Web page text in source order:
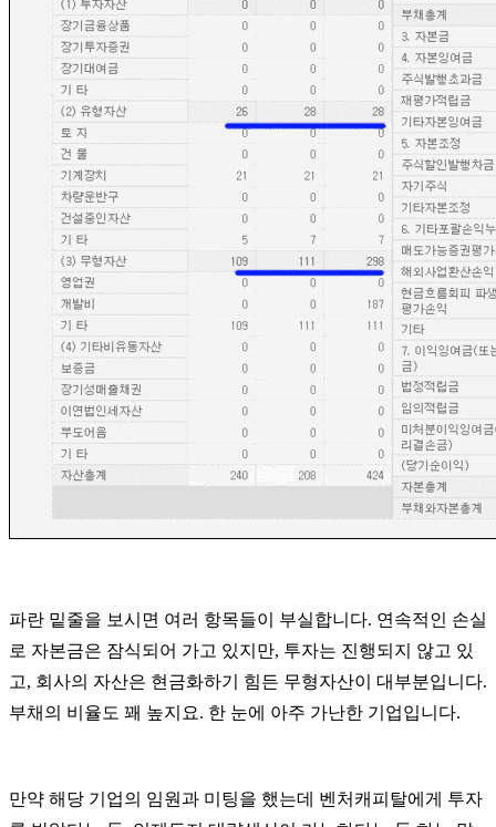
파란 밑줄을 보시면 여러 항목들이 부실합니다. 연속적인 손실
로 자본금은 잠식되어 가고 있지만, 투자는 진행되지 않고 있
고, 회사의 자산은 현금화하기 힘든 무형자산이 대부분입니다.
부채의 비율도 꽤 높지요. 한 눈에 아주 가난한 기업입니다.
만약 해당 기업의 임원과 미팅을 했는데 벤처캐피탈에게 투자